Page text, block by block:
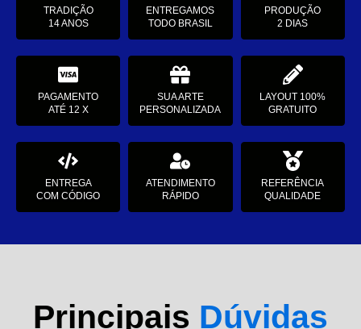
TRADIÇÃO
14 ANOS
ENTREGAMOS
TODO BRASIL
PRODUÇÃO
2 DIAS
PAGAMENTO
ATÉ 12 X
SUA ARTE
PERSONALIZADA
LAYOUT 100%
GRATUITO
ENTREGA
COM CÓDIGO
ATENDIMENTO
RÁPIDO
REFERÊNCIA
QUALIDADE
Principais Dúvidas